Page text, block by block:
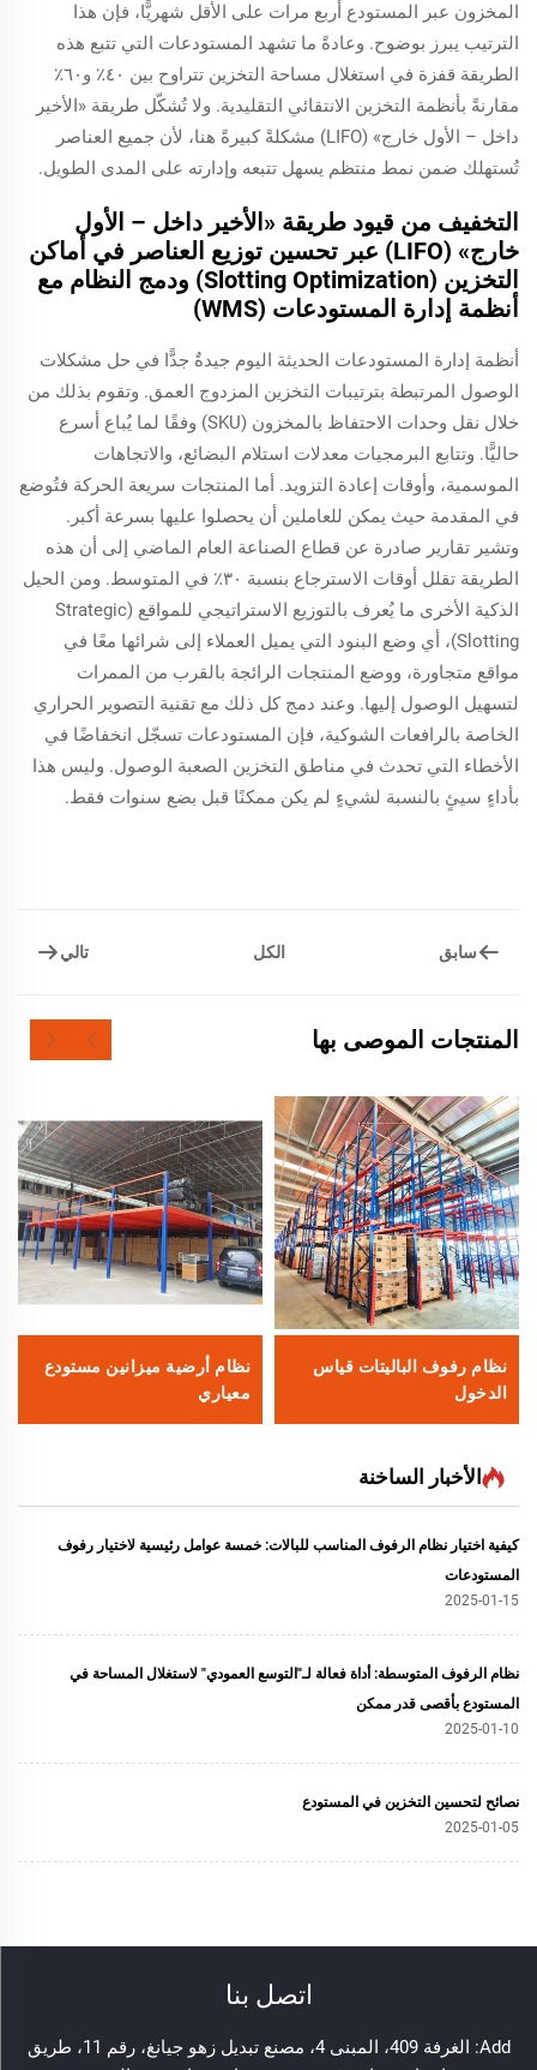
المخزون عبر المستودع أربع مرات على الأقل شهريًّا، فإن هذا
الترتيب يبرز بوضوح. وعادةً ما تشهد المستودعات التي تتبع هذه
الطريقة قفزة في استغلال مساحة التخزين تتراوح بين ٤٠٪ و٦٠٪
مقارنةً بأنظمة التخزين الانتقائي التقليدية. ولا تُشكّل طريقة «الأخير
داخل – الأول خارج» (LIFO) مشكلةً كبيرةً هنا، لأن جميع العناصر
تُستهلك ضمن نمط منتظم يسهل تتبعه وإدارته على المدى الطويل.
التخفيف من قيود طريقة «الأخير داخل – الأول
خارج» (LIFO) عبر تحسين توزيع العناصر في أماكن
التخزين (Slotting Optimization) ودمج النظام مع
أنظمة إدارة المستودعات (WMS)
أنظمة إدارة المستودعات الحديثة اليوم جيدةٌ جدًّا في حل مشكلات
الوصول المرتبطة بترتيبات التخزين المزدوج العمق. وتقوم بذلك من
خلال نقل وحدات الاحتفاظ بالمخزون (SKU) وفقًا لما يُباع أسرع
حاليًّا. وتتابع البرمجيات معدلات استلام البضائع، والاتجاهات
الموسمية، وأوقات إعادة التزويد. أما المنتجات سريعة الحركة فتُوضع
في المقدمة حيث يمكن للعاملين أن يحصلوا عليها بسرعة أكبر.
وتشير تقارير صادرة عن قطاع الصناعة العام الماضي إلى أن هذه
الطريقة تقلل أوقات الاسترجاع بنسبة ٣٠٪ في المتوسط. ومن الحيل
الذكية الأخرى ما يُعرف بالتوزيع الاستراتيجي للمواقع (Strategic
Slotting)، أي وضع البنود التي يميل العملاء إلى شرائها معًا في
مواقع متجاورة، ووضع المنتجات الرائجة بالقرب من الممرات
لتسهيل الوصول إليها. وعند دمج كل ذلك مع تقنية التصوير الحراري
الخاصة بالرافعات الشوكية، فإن المستودعات تسجّل انخفاضًا في
الأخطاء التي تحدث في مناطق التخزين الصعبة الوصول. وليس هذا
بأداءٍ سيئٍ بالنسبة لشيءٍ لم يكن ممكنًا قبل بضع سنوات فقط.
سابق الكل تالي
المنتجات الموصى بها
نظام رفوف الباليتات قياس
الدخول
نظام أرضية ميزانين مستودع
معياري
الأخبار الساخنة
كيفية اختيار نظام الرفوف المناسب للبالات: خمسة عوامل رئيسية لاختيار رفوف
المستودعات
2025-01-15
نظام الرفوف المتوسطة: أداة فعالة لـ"التوسع العمودي" لاستغلال المساحة في
المستودع بأقصى قدر ممكن
2025-01-10
نصائح لتحسين التخزين في المستودع
2025-01-05
اتصل بنا
Add: الغرفة 409، المبنى 4، مصنع تبديل زهو جيانغ، رقم 11، طريق